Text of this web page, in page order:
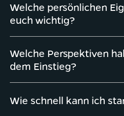
Welche persönlichen
euch wichtig?
Welche Perspektiven
dem Einstieg?
Wie schnell kann ich